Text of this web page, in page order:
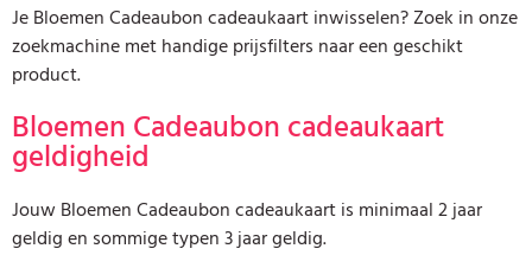
Je Bloemen Cadeaubon cadeaukaart inwisselen? Zoek in onze
zoekmachine met handige prijsfilters naar een geschikt
product.
Bloemen Cadeaubon cadeaukaart
geldigheid
Jouw Bloemen Cadeaubon cadeaukaart is minimaal 2 jaar
geldig en sommige typen 3 jaar geldig.